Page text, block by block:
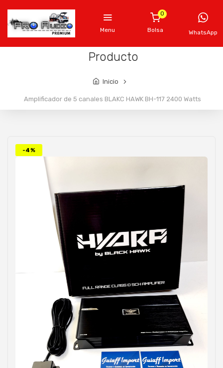
Menu
0
Bolsa WhatsApp
Producto
Inicio
Amplificador de 5 canales BLAKC HAWK BH-117 2400 Watts
-4%